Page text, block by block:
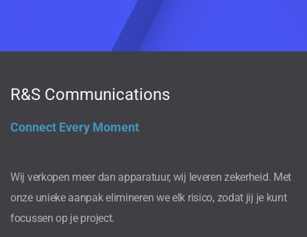
R&S Communications
Connect Every Moment
Wij verkopen meer dan apparatuur, wij leveren zekerheid. Met
onze unieke aanpak elimineren we elk risico, zodat jij je kunt
focussen op je project.